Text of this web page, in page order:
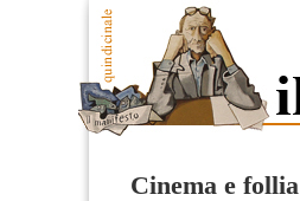
Cinema e follia